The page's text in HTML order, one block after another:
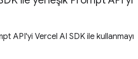
API'yi Vercel AI SDK ile kullanmayı